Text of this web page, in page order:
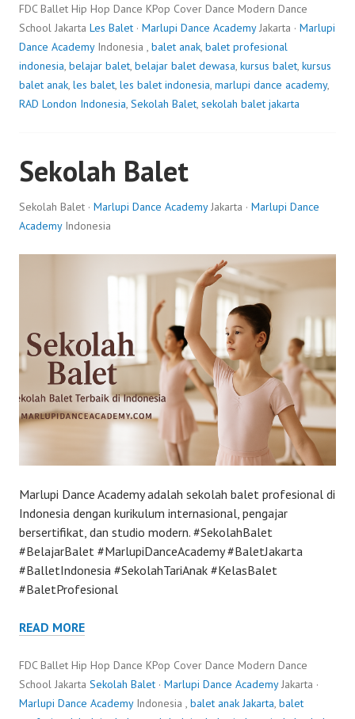
FDC Ballet Hip Hop Dance KPop Cover Dance Modern Dance
School Jakarta Les Balet · Marlupi Dance AcademyJakarta · Marlupi
Dance AcademyIndonesia , balet anak, balet profesional
indonesia, belajar balet, belajar balet dewasa, kursus balet, kursus
balet anak, les balet, les balet indonesia, marlupi dance academy,
RAD London Indonesia, Sekolah Balet, sekolah balet jakarta
Sekolah Balet
Sekolah Balet · Marlupi Dance AcademyJakarta · Marlupi Dance
AcademyIndonesia
Marlupi Dance Academy adalah sekolah balet profesional di
Indonesia dengan kurikulum internasional, pengajar
bersertifikat, dan studio modern. #SekolahBalet
#BelajarBalet #MarlupiDanceAcademy #BaletJakarta
#BalletIndonesia #SekolahTariAnak #KelasBalet
#BaletProfesional
READ MORE
FDC Ballet Hip Hop Dance KPop Cover Dance Modern Dance
School Jakarta Sekolah Balet · Marlupi Dance AcademyJakarta ·
Marlupi Dance AcademyIndonesia , balet anak Jakarta balet